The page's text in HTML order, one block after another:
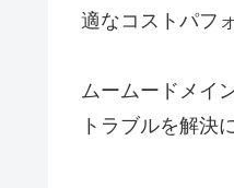
適なコストパフ
ムームードメイ
トラブルを解決